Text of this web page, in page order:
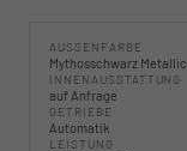
AUSSENFARBE
Mythosschwarz Metallic
INNENAUSSTATTUNG
auf Anfrage
GETRIEBE
Automatik
LEISTUNG